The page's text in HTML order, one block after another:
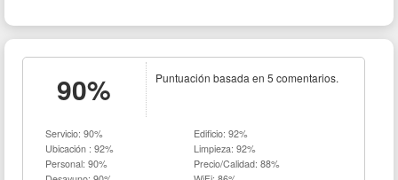
90% Puntuación basada en 5 comentarios.
Servicio: 90%
Ubicación : 92%
Personal: 90%
Edificio: 92%
Limpieza: 92%
Precio/Calidad: 88%